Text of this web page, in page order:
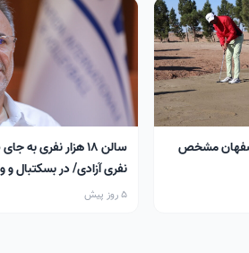
مشخص
نفری آزادی/ در بسکتبال و
سالن داریم
5 روز پیش